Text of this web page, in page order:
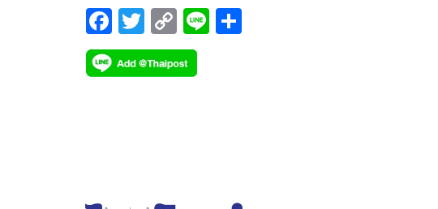
ชวนคนไทยส่งต่อความรักความห่วงใยมอบให้คนสำคัญ
ด้วยการทำความดี มอบสิ่งดีๆ ให้กันทุกวัน
F
ac
e
T
wi
tt
C
o
p
Li